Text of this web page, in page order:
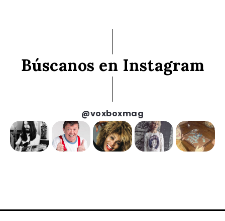
Búscanos en Instagram
@voxboxmag